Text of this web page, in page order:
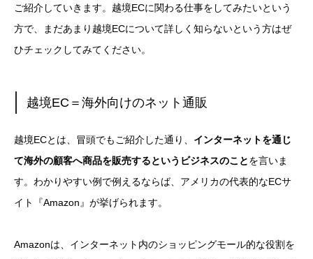
ご紹介していきます。 越境ECに関わる仕事をしてみたいという
方で、まだあまり越境ECについて詳しく知らないという方はぜ
ひチェックしてみてください。
越境EC＝海外向けのネット通販
越境ECとは、冒頭でもご紹介した通り、 インターネットを通じ
て海外の顧客へ商品を販売するというビジネスのことを言いま
す。 わかりやすい例で例えるならば、アメリカの代表的なECサ
イト『Amazon』が挙げられます。
Amazonは、インターネット内のショッピングモール的な役割を